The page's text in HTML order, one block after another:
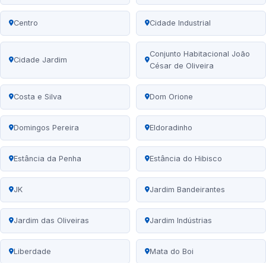
Centro Cidade Industrial
Cidade Jardim
Conjunto Habitacional João
César de Oliveira
Costa e Silva Dom Orione
Domingos Pereira Eldoradinho
Estância da Penha Estância do Hibisco
JK Jardim Bandeirantes
Jardim das Oliveiras Jardim Indústrias
Liberdade Mata do Boi